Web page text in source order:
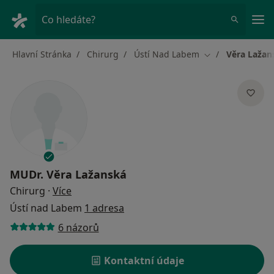
Co hledáte?
Hlavní Stránka Chirurg Ústí Nad Labem Změna města
Věra
MUDr. Věra Lažanská
Chirurg · Více
Ústí nad Labem 1 adresa
6 názorů
Kontaktní údaje